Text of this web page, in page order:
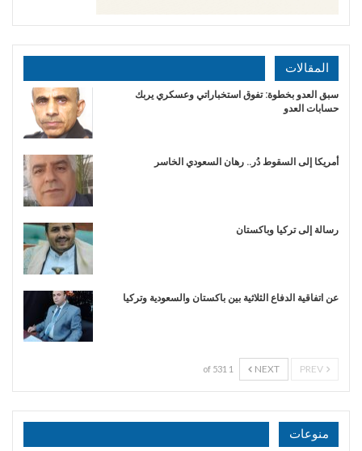
المقالات
سبق العدو بخطوة: تفوق استخباراتي وعسكري يربك
حسابات العدو
أمريكا إلى السقوط دُر.. رهان السعودي الخاسر
رسالة إلى تركيا وباكستان
عن اتفاقية الدفاع الثلاثية بين باكستان والسعودية وتركيا
NEXT
1 of 531
منوعات